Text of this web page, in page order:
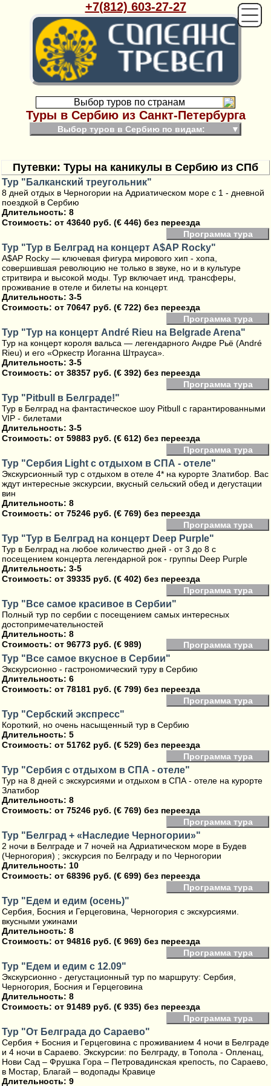
+7(812) 603-27-27
Выбор туров по странам
Туры в Сербию из Санкт-Петербурга
Выбор туров в Сербию по видам: ▼
Путевки: Туры на каникулы в Сербию из СПб
Тур "Балканский треугольник"
8 дней отдых в Черногории на Адриатическом море с 1 - дневной
поездкой в Сербию
Длительность: 8
Стоимость: от 43640 руб. (€ 446) без переезда
Программа тура
Тур "Тур в Белград на концерт A$AP Rocky"
A$AP Rocky — ключевая фигура мирового хип - хопа,
совершившая революцию не только в звуке, но и в культуре
стритвира и высокой моды. Тур включает инд. трансферы,
проживание в отеле и билеты на концерт.
Длительность: 3-5
Стоимость: от 70647 руб. (€ 722) без переезда
Программа тура
Тур "Тур на концерт André Rieu на Belgrade Arena"
Тур на концерт короля вальса — легендарного Андре Рьё (André
Rieu) и его «Оркестр Иоганна Штрауса».
Длительность: 3-5
Стоимость: от 38357 руб. (€ 392) без переезда
Программа тура
Тур "Pitbull в Белграде!"
Тур в Белград на фантастическое шоу Pitbull с гарантированными
VIP - билетами
Длительность: 3-5
Стоимость: от 59883 руб. (€ 612) без переезда
Программа тура
Тур "Сербия Light с отдыхом в СПА - отеле"
Экскурсионный тур с отдыхом в отеле 4* на курорте Златибор. Вас
ждут интересные экскурсии, вкусный сельский обед и дегустации
вин
Длительность: 8
Стоимость: от 75246 руб. (€ 769) без переезда
Программа тура
Тур "Тур в Белград на концерт Deep Purple"
Тур в Белград на любое количество дней - от 3 до 8 с
посещением концерта легендарной рок - группы Deep Purple
Длительность: 3-5
Стоимость: от 39335 руб. (€ 402) без переезда
Программа тура
Тур "Все самое красивое в Сербии"
Полный тур по сербии с посещением самых интересных
достопримечательностей
Длительность: 8
Стоимость: от 96773 руб. (€ 989) Программа тура
Тур "Все самое вкусное в Сербии"
Экскурсионно - гастрономический туру в Сербию
Длительность: 6
Стоимость: от 78181 руб. (€ 799) без переезда
Программа тура
Тур "Сербский экспресс"
Короткий, но очень насыщенный тур в Сербию
Длительность: 5
Стоимость: от 51762 руб. (€ 529) без переезда
Программа тура
Тур "Сербия с отдыхом в СПА - отеле"
Тур на 8 дней с экскурсиями и отдыхом в СПА - отеле на курорте
Златибор
Длительность: 8
Стоимость: от 75246 руб. (€ 769) без переезда
Программа тура
Тур "Белград + «Наследие Черногории»"
2 ночи в Белграде и 7 ночей на Адриатическом море в Будев
(Черногория) ; экскурсия по Белграду и по Черногории
Длительность: 10
Стоимость: от 68396 руб. (€ 699) без переезда
Программа тура
Тур "Едем и едим (осень)"
Сербия, Босния и Герцеговина, Черногория с экскурсиями.
вкусными ужинами
Длительность: 8
Стоимость: от 94816 руб. (€ 969) без переезда
Программа тура
Тур "Едем и едим с 12.09"
Экскурсионно - дегустационный тур по маршруту: Сербия,
Черногория, Босния и Герцеговина
Длительность: 8
Стоимость: от 91489 руб. (€ 935) без переезда
Программа тура
Тур "От Белграда до Сараево"
Сербия + Босния и Герцеговина с проживанием 4 ночи в Белграде
и 4 ночи в Сараево. Экскурсии: по Белграду, в Топола - Опленац,
Нови Сад – Фрушка Гора – Петровадинская крепость, по Сараево,
в Мостар, Благай – водопады Кравице
Длительность: 9